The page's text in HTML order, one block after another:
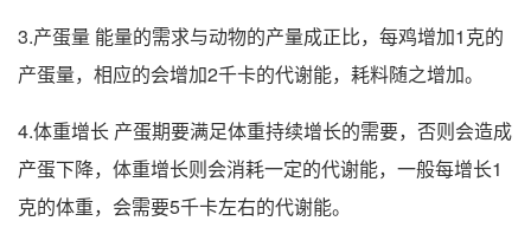
3.产蛋量 能量的需求与动物的产量成正比，每鸡增加1克的
产蛋量，相应的会增加2千卡的代谢能，耗料随之增加。
4.体重增长 产蛋期要满足体重持续增长的需要，否则会造成
产蛋下降，体重增长则会消耗一定的代谢能，一般每增长1
克的体重，会需要5千卡左右的代谢能。